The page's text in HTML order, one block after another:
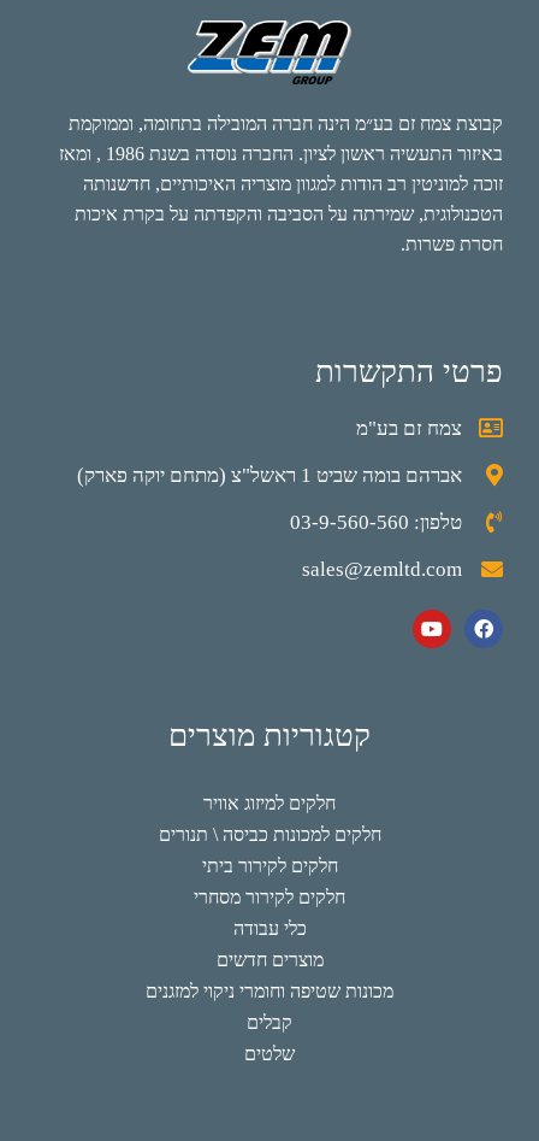
קבוצת צמח זם בע״מ הינה חברה המובילה בתחומה, וממוקמת
באיזור התעשיה ראשון לציון. החברה נוסדה בשנת 1986 , ומאז
זוכה למוניטין רב הודות למגוון מוצריה האיכותיים, חדשנותה
הטכנולוגית, שמירתה על הסביבה והקפדתה על בקרת איכות
חסרת פשרות.
פרטי התקשרות
צמח זם בע"מ
אברהם בומה שביט 1 ראשל"צ (מתחם יוקה פארק)
טלפון: 03-9-560-560
sales@zemltd.com
קטגוריות מוצרים
חלקים למיזוג אוויר
חלקים למכונות כביסה \ תנורים
חלקים לקירור ביתי
חלקים לקירור מסחרי
כלי עבודה
מוצרים חדשים
מכונות שטיפה וחומרי ניקוי למזגנים
קבלים
שלטים